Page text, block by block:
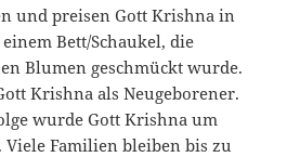
und preisen Gott Krishna in
Bett/Schaukel, die
Blumen geschmückt wurde.
Krishna als Neugeborener.
wurde Gott Krishna um
Familien bleiben bis zu